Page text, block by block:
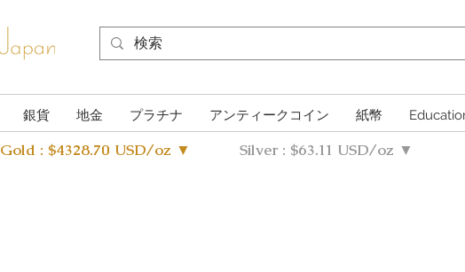
銀貨 地金 プラチナ アンティークコイン 紙幣
Gold : $4328.70 USD/oz ▼ Silver : $63.11 USD/oz ▼